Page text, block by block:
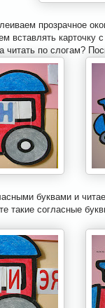
прозрачное
вставлять карточку с
читать по слогам?
буквами и
такие согласные